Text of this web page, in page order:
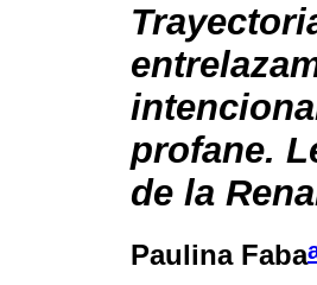
profane.
de la
Paulina Faba